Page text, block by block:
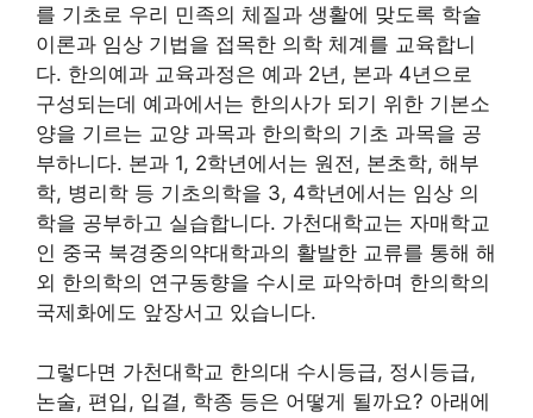
를 기초로 우리 민족의 체질과 생활에 맞도록 학술
이론과 임상 기법을 접목한 의학 체계를 교육합니
다. 한의예과 교육과정은 예과 2년, 본과 4년으로
구성되는데 예과에서는 한의사가 되기 위한 기본소
양을 기르는 교양 과목과 한의학의 기초 과목을 공
부하니다. 본과 1, 2학년에서는 원전, 본초학, 해부
학, 병리학 등 기초의학을 3, 4학년에서는 임상 의
학을 공부하고 실습합니다. 가천대학교는 자매학교
인 중국 북경중의약대학과의 활발한 교류를 통해 해
외 한의학의 연구동향을 수시로 파악하며 한의학의
국제화에도 앞장서고 있습니다.
그렇다면 가천대학교 한의대 수시등급, 정시등급,
논술, 편입, 입결, 학종 등은 어떻게 될까요? 아래에